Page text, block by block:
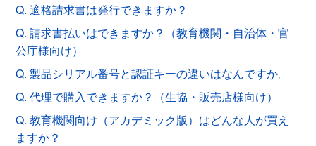
Q. 適格請求書は発行できますか？
Q. 請求書払いはできますか？（教育機関・自治体・官
公庁様向け）
Q. 製品シリアル番号と認証キーの違いはなんですか。
Q. 代理で購入できますか？（生協・販売店様向け）
Q. 教育機関向け（アカデミック版）はどんな人が買え
ますか？